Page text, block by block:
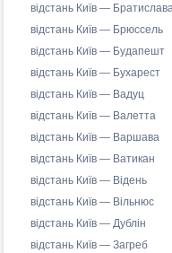
відстань Київ —
відстань Київ — Брюссель
відстань Київ — Будапешт
відстань Київ — Бухарест
відстань Київ — Вадуц
відстань Київ — Валетта
відстань Київ — Варшава
відстань Київ — Ватикан
відстань Київ — Відень
відстань Київ — Вільнюс
відстань Київ — Дублін
відстань Київ — Загреб